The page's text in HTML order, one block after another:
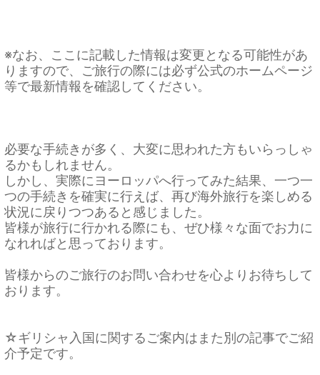
※なお、ここに記載した情報は変更となる可能性があ
りますので、ご旅行の際には必ず公式のホームページ
等で最新情報を確認してください。
必要な手続きが多く、大変に思われた方もいらっしゃ
るかもしれません。
しかし、実際にヨーロッパへ行ってみた結果、一つ一
つの手続きを確実に行えば、再び海外旅行を楽しめる
状況に戻りつつあると感じました。
皆様が旅行に行かれる際にも、ぜひ様々な面でお力に
なれればと思っております。
皆様からのご旅行のお問い合わせを心よりお待ちして
おります。
☆ギリシャ入国に関するご案内はまた別の記事でご紹
介予定です。